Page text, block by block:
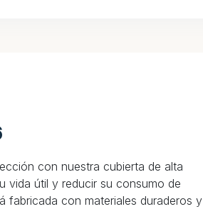
con nuestra cubierta de alta
vida útil y reducir su consumo de
fabricada con materiales duraderos y